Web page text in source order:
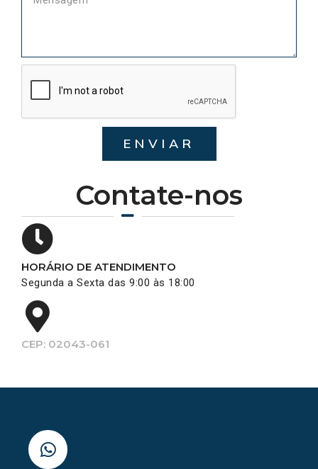
Contate-nos
HORÁRIO DE ATENDIMENTO
Segunda a Sexta das 9:00 às 18:00
CEP: 02043-061
ENVIAR